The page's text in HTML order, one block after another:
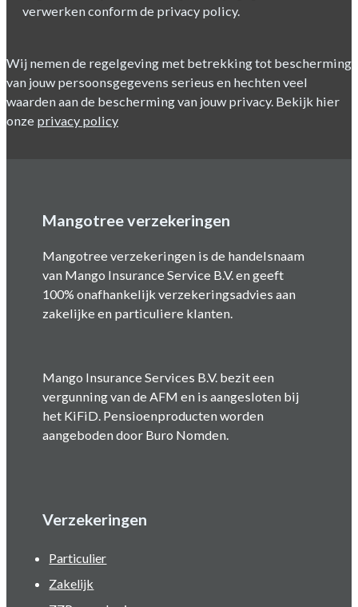
verwerken conform de privacy policy.
Wij nemen de regelgeving met betrekking tot bescherming
van jouw persoonsgegevens serieus en hechten veel
waarden aan de bescherming van jouw privacy. Bekijk hier
onze privacy policy
Mangotree verzekeringen
Mangotree verzekeringen is de handelsnaam
van Mango Insurance Service B.V. en geeft
100% onafhankelijk verzekeringsadvies aan
zakelijke en particuliere klanten.
Mango Insurance Services B.V. bezit een
vergunning van de AFM en is aangesloten bij
het KiFiD. Pensioenproducten worden
aangeboden door Buro Nomden.
Verzekeringen
Particulier
Zakelijk